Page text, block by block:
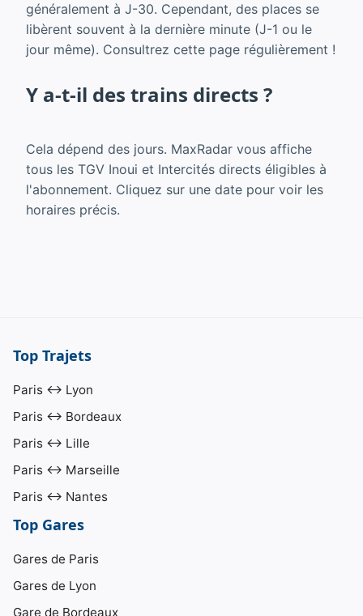
généralement à J-30. Cependant, des places se
libèrent souvent à la dernière minute (J-1 ou le
jour même). Consultrez cette page régulièrement !
Y a-t-il des trains directs ?
Cela dépend des jours. MaxRadar vous affiche
tous les TGV Inoui et Intercités directs éligibles à
l'abonnement. Cliquez sur une date pour voir les
horaires précis.
Top Trajets
Paris ↔ Lyon
Paris ↔ Bordeaux
Paris ↔ Lille
Paris ↔ Marseille
Paris ↔ Nantes
Top Gares
Gares de Paris
Gares de Lyon
Gare de Bordeaux